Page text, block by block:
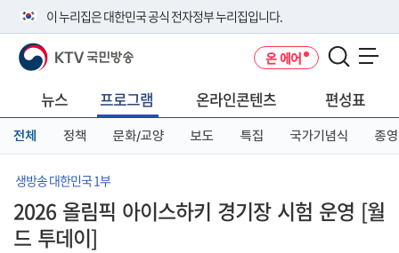
이 누리집은 대한민국 공식 전자정부 누리집입니다.
공식 누리집 주소 확인하기
니다.
이밖에 or.kr 또는 .kr등 다른 도메인 주소를 사용하고 있다면 아래 URL에
서 도메인 주소를 확인해 보세요
KTV 국민방송 온 에어
뉴스 프로그램 온라인콘텐츠 편성표
전체 정책 문화/교양 보도 특집 국가기념식 종영
생방송 대한민국 1부
2026 올림픽 아이스하키 경기장 시험 운영 [월
드 투데이]